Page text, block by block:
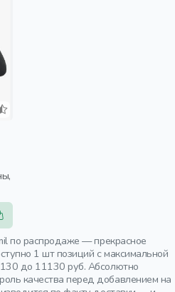
по распродаже — прекрасное
1 шт позиций с максимальной
до 11130 руб. Абсолютно
качества перед добавлением на